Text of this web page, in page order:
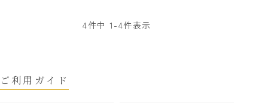
4件中 1 -4件表示
ご利用ガイド